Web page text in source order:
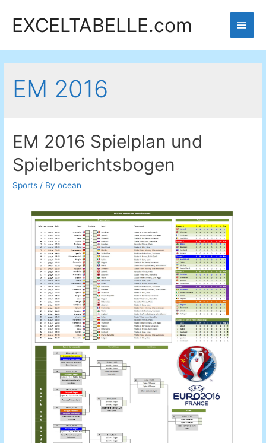
EXCELTABELLE.com
Main
EM 2016
EM 2016 Spielplan und
Spielberichtsbogen
Sports / Byocean